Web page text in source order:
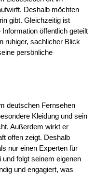
Deshalb möchten
gibt. Gleichzeitig ist
öffentlich geteilt
ruhiger, sachlicher Blick
persönliche
deutschen Fernsehen
Kleidung und sein
Außerdem wirkt er
offen zeigt. Deshalb
nur einen Experten für
folgt seinem eigenen
und engagiert, was